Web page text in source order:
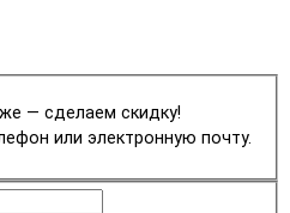
— сделаем скидку!
или электронную почту.